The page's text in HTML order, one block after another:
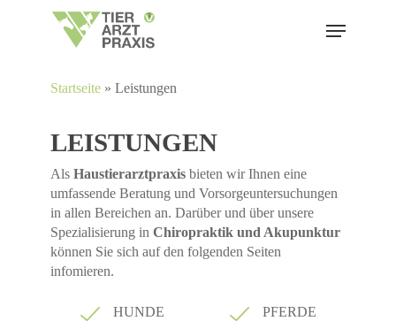
Menu
Startseite» Leistungen
LEISTUNGEN
Als Haustierarztpraxisbieten wir Ihnen eine
umfassende Beratung und Vorsorgeuntersuchungen
in allen Bereichen an. Darüber und über unsere
Spezialisierung in Chiropraktik und Akupunktur
können Sie sich auf den folgenden Seiten
infomieren.
HUNDE PFERDE